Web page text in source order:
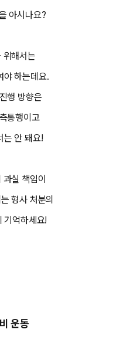
아시나요?
위해서는
야 하는데요.
행 방향은
통행이고
는 안 돼요!
실 책임이
형사 처분의
기억하세요!
운동